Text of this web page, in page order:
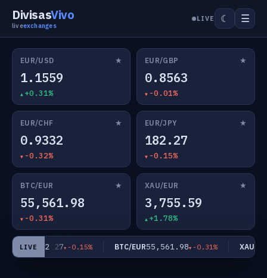
DivisasVivo
liveexchanges
LIVE ☾ ☰
EUR/USD ★
1.1559
+0.31%
EUR/GBP ★
0.8563
-0.01%
EUR/CHF ★
0.9332
-0.32%
EUR/JPY ★
182.27
-0.15%
BTC/EUR ★
55,561.98
-0.31%
XAU/EUR ★
3,755.59
+1.78%
LIVE
JPY182.27 -0.15% BTC/EUR55,561.98 -0.31% XAU/EUR